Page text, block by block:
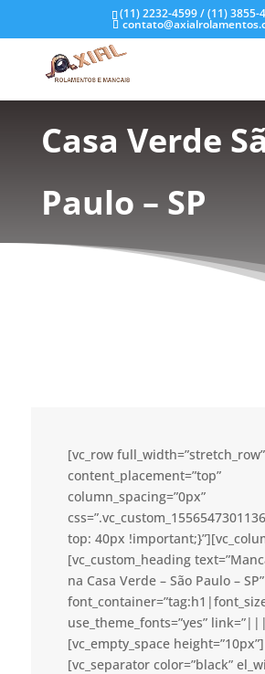
(11) 2232-4599 / (11) 3855-
Mancal de
Casa Verde
Paulo – SP
[vc_row full_width=”stretch_row”
content_placement=”top”
column_spacing=”0px”
top: 40px
[vc_custom_heading
na Casa Verde – São Paulo – SP”
use_theme_fonts=”yes”
[vc_empty_space height=”10px”]
[vc_separator color=”black”